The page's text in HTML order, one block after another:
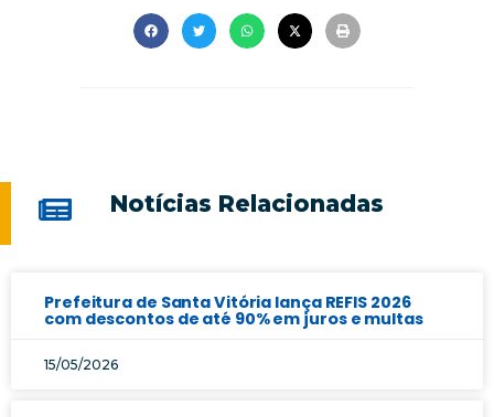
Notícias Relacionadas
Prefeitura de Santa Vitória lança REFIS 2026
com descontos de até 90% em juros e multas
15/05/2026